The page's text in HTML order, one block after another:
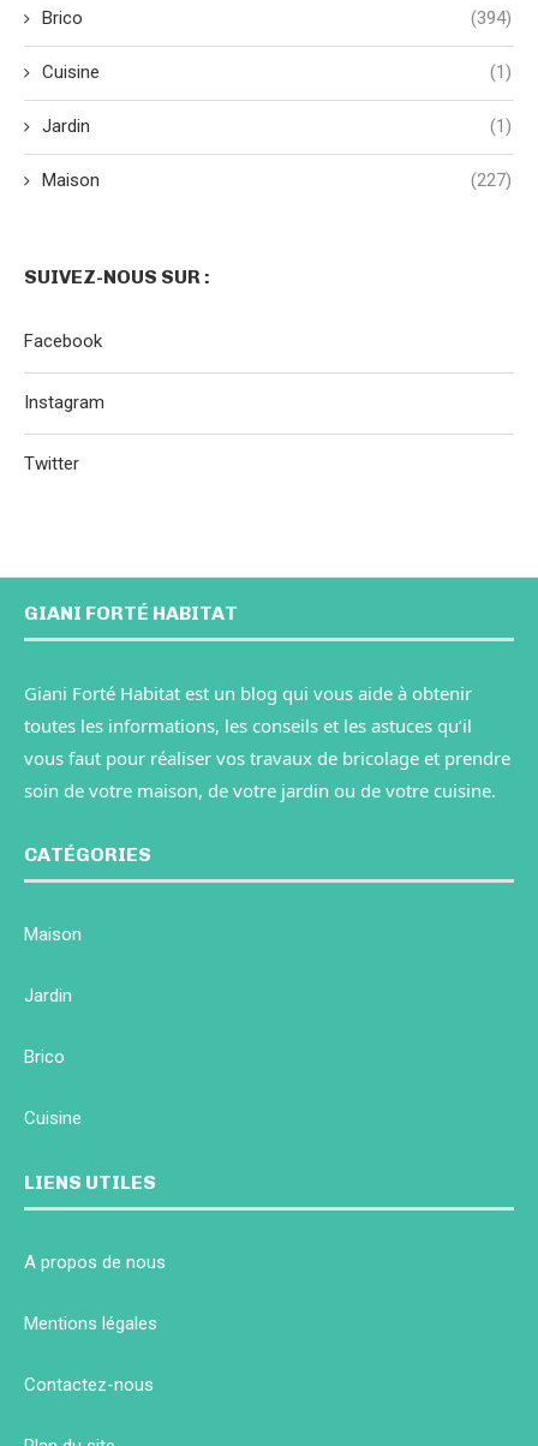
Brico (394)
Cuisine (1)
Jardin (1)
Maison (227)
SUIVEZ-NOUS SUR :
Facebook
Instagram
Twitter
GIANI FORTÉ HABITAT
Giani Forté Habitat est un blog qui vous aide à obtenir
toutes les informations, les conseils et les astuces qu’il
vous faut pour réaliser vos travaux de bricolage et prendre
soin de votre maison, de votre jardin ou de votre cuisine.
CATÉGORIES
Maison
Jardin
Brico
Cuisine
LIENS UTILES
A propos de nous
Mentions légales
Contactez-nous